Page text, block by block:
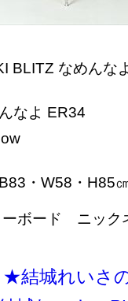
BLITZ なめん
なよ ER34
・W58・H85
ボード ニック
★結城れいさ